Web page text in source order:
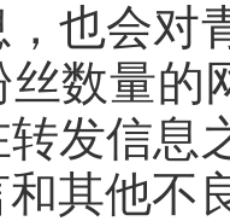
，也会对
丝数量的
发信息
和其他不